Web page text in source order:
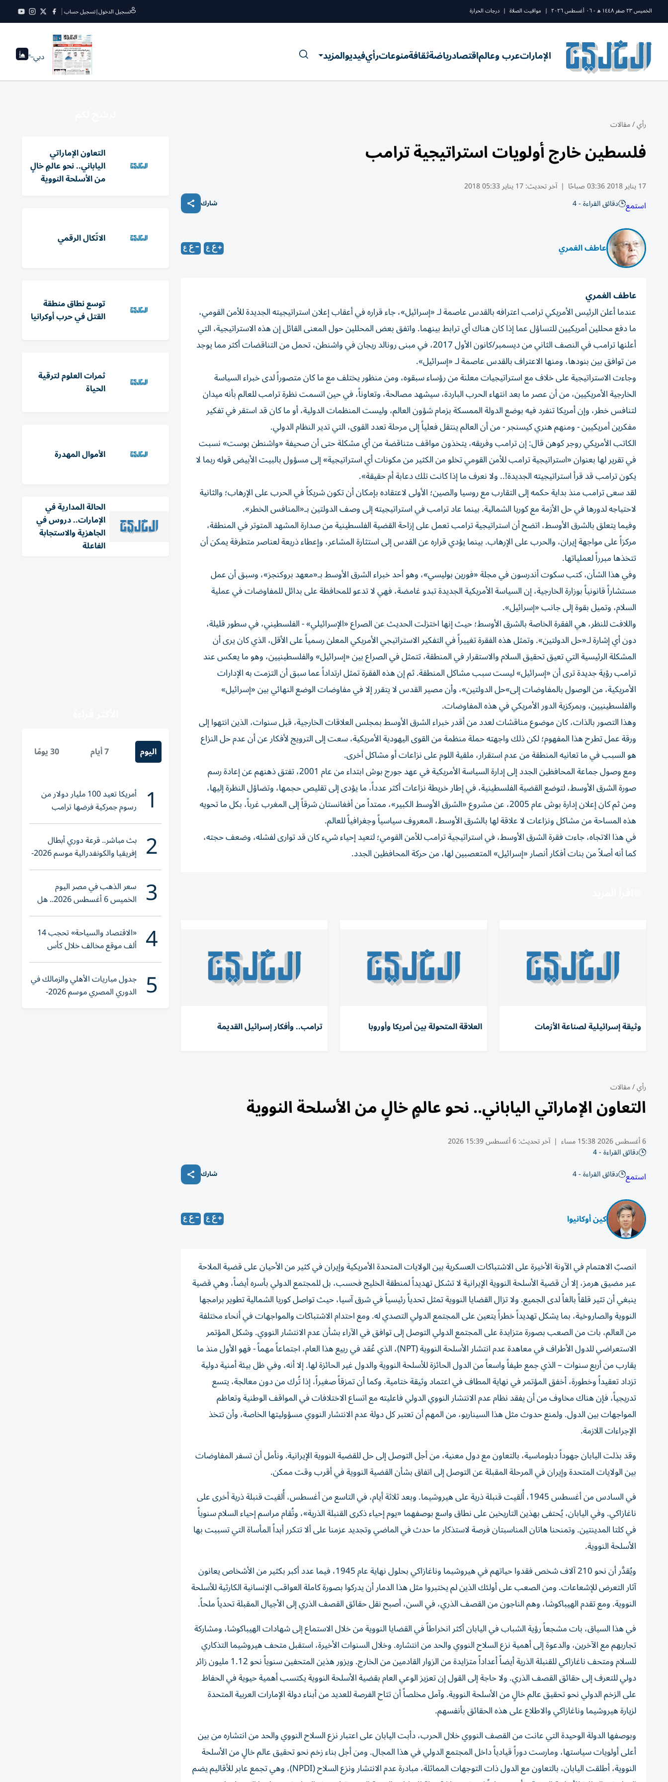
الخميس ٢٣ صفر ١٤٤٨ ه - ٠٦ أغسطس ٢٠٢٦ | مواقيت الصلاة | درجات الحرارة تسجيل الدخول|تسجيل حساب
الإماراتعرب وعالماقتصادرياضةثقافةمنوعاترأيفيديوالمزيد دبي--°
رأي/مقالات
فلسطين خارج أولويات استراتيجية ترامب
17 يناير 2018 03:36 صباحًا | آخر تحديث:17 يناير 05:33 2018
استمع دقائق القراءة - 4 شارك
عاطف الغمري
عاطف الغمري
عندما أعلن الرئيس الأمريكي ترامب اعترافه بالقدس عاصمة لـ «إسرائيل»، جاء قراره في أعقاب إعلان استراتيجيته الجديدة للأمن القومي،
ما دفع محللين أمريكيين للتساؤل عما إذا كان هناك أي ترابط بينهما. واتفق بعض المحللين حول المعنى القائل إن هذه الاستراتيجية، التي
أعلنها ترامب في النصف الثاني من ديسمبر/كانون الأول 2017، في مبنى رونالد ريجان في واشنطن، تحمل من التناقضات أكثر مما يوجد
من توافق بين بنودها، ومنها الاعتراف بالقدس عاصمة لـ «إسرائيل».
وجاءت الاستراتيجية على خلاف مع استراتيجيات معلنة من رؤساء سبقوه، ومن منظور يختلف مع ما كان متصوراً لدى خبراء السياسة
الخارجية الأمريكيين، من أن عصر ما بعد انتهاء الحرب الباردة، سيشهد مصالحة، وتعاوناً، في حين اتسمت نظرة ترامب للعالم بأنه ميدان
لتنافس خطر، وإن أمريكا تنفرد فيه بوضع الدولة الممسكة بزمام شؤون العالم، وليست المنظمات الدولية، أو ما كان قد استقر في تفكير
مفكرين أمريكيين - ومنهم هنري كيسنجر - من أن العالم ينتقل فعلياً إلى مرحلة تعدد القوى، التي تدير النظام الدولي.
الكاتب الأمريكي روجر كوهن قال: إن ترامب وفريقه، يتخذون مواقف متناقضة من أي مشكلة حتى أن صحيفة «واشنطن بوست» نسبت
في تقرير لها بعنوان «استراتيجية ترامب للأمن القومي تخلو من الكثير من مكونات أي استراتيجية» إلى مسؤول بالبيت الأبيض قوله ربما لا
يكون ترامب قد قرأ استراتيجيته الجديدة!.. ولا نعرف ما إذا كانت تلك دعابة أم حقيقة».
لقد سعى ترامب منذ بداية حكمه إلى التقارب مع روسيا والصين؛ الأولى لاعتقاده بإمكان أن تكون شريكاً في الحرب على الإرهاب؛ والثانية
لاحتياجه لدورها في حل الأزمة مع كوريا الشمالية. بينما عاد ترامب في استراتيجيته إلى وصف الدولتين بـ«المنافس الخطر».
وفيما يتعلق بالشرق الأوسط، اتضح أن استراتيجية ترامب تعمل على إزاحة القضية الفلسطينية من صدارة المشهد المتوتر في المنطقة،
مركزاً على مواجهة إيران، والحرب على الإرهاب. بينما يؤدي قراره عن القدس إلى استثارة المشاعر، وإعطاء ذريعة لعناصر متطرفة يمكن أن
تتخذها مبرراً لعملياتها.
وفي هذا الشأن، كتب سكوت أندرسون في مجلة «فورين بوليسي»، وهو أحد خبراء الشرق الأوسط بـ«معهد بروكنجز»، وسبق أن عمل
مستشاراً قانونياً بوزارة الخارجية، إن السياسة الأمريكية الجديدة تبدو غامضة، فهي لا تدعو للمحافظة على بدائل للمفاوضات في عملية
السلام، وتميل بقوة إلى جانب «إسرائيل».
واللافت للنظر، هي الفقرة الخاصة بالشرق الأوسط؛ حيث إنها اختزلت الحديث عن الصراع «الإسرائيلي» - الفلسطيني، في سطور قليلة،
دون أي إشارة لـ«حل الدولتين». وتمثل هذه الفقرة تغييراً في التفكير الاستراتيجي الأمريكي المعلن رسمياً على الأقل، الذي كان يرى أن
المشكلة الرئيسية التي تعيق تحقيق السلام والاستقرار في المنطقة، تتمثل في الصراع بين «إسرائيل» والفلسطينيين، وهو ما يعكس عند
ترامب رؤية جديدة ترى أن «إسرائيل» ليست سبب مشاكل المنطقة. ثم إن هذه الفقرة تمثل ارتداداً عما سبق أن التزمت به الإدارات
الأمريكية، من الوصول بالمفاوضات إلى»حل الدولتين»، وأن مصير القدس لا يتقرر إلا في مفاوضات الوضع النهائي بين «إسرائيل»
والفلسطينيين، وبمركزية الدور الأمريكي في هذه المفاوضات.
وهذا التصور بالذات، كان موضوع مناقشات لعدد من أقدر خبراء الشرق الأوسط بمجلس العلاقات الخارجية، قبل سنوات، الذين انتهوا إلى
ورقة عمل تطرح هذا المفهوم؛ لكن ذلك واجهته حملة منظمة من القوى اليهودية الأمريكية، سعت إلى الترويج لأفكار عن أن عدم حل النزاع
هو السبب في ما تعانيه المنطقة من عدم استقرار، ملقية اللوم على نزاعات أو مشاكل أخرى.
ومع وصول جماعة المحافظين الجدد إلى إدارة السياسة الأمريكية في عهد جورج بوش ابتداء من عام 2001، تفتق ذهنهم عن إعادة رسم
صورة الشرق الأوسط، لتوضع القضية الفلسطينية، في إطار خريطة نزاعات أكثر عدداً، ما يؤدى إلى تقليص حجمها، وتضاؤل النظرة إليها،
ومن ثم كان إعلان إدارة بوش عام 2005، عن مشروع «الشرق الأوسط الكبير»، ممتداً من أفغانستان شرقاً إلى المغرب غرباً، بكل ما تحويه
هذه المساحة من مشاكل ونزاعات لا علاقة لها بالشرق الأوسط، المعروف سياسياً وجغرافياً للعالم.
في هذا الاتجاه، جاءت فقرة الشرق الأوسط، في استراتيجية ترامب للأمن القومي؛ لتعيد إحياء شيء كان قد توارى لفشله، وضعف حجته،
كما أنه أصلاً من بنات أفكار أنصار «إسرائيل» المتعصبين لها، من حركة المحافظين الجدد.
وثيقة إسرائيلية لصناعة الأزمات العلاقة المتحولة بين أمريكا وأوروبا ترامب.. وأفكار إسرائيل القديمة
رأي/مقالات
التعاون الإماراتي الياباني.. نحو عالمٍ خالٍ من الأسلحة النووية
6 أغسطس 2026 15:38 مساء | آخر تحديث:6 أغسطس 15:39 2026
دقائق القراءة - 4
استمع دقائق القراءة - 4 شارك
كين أوكانيوا
انصبّ الاهتمام في الآونة الأخيرة على الاشتباكات العسكرية بين الولايات المتحدة الأمريكية وإيران في كثير من الأحيان على قضية الملاحة
عبر مضيق هرمز، إلا أن قضية الأسلحة النووية الإيرانية لا تشكل تهديداً لمنطقة الخليج فحسب، بل للمجتمع الدولي بأسره أيضاً، وهي قضية
ينبغي أن تثير قلقاً بالغاً لدى الجميع. ولا تزال القضايا النووية تمثل تحدياً رئيسياً في شرق آسيا، حيث تواصل كوريا الشمالية تطوير برامجها
النووية والصاروخية، بما يشكل تهديداً خطراً يتعين على المجتمع الدولي التصدي له. ومع احتدام الاشتباكات والمواجهات في أنحاء مختلفة
من العالم، بات من الصعب بصورة متزايدة على المجتمع الدولي التوصل إلى توافق في الآراء بشأن عدم الانتشار النووي. وشكل المؤتمر
الاستعراضي للدول الأطراف في معاهدة عدم انتشار الأسلحة النووية (NPT)، الذي عُقد في ربيع هذا العام، اجتماعاً مهماً - فهو الأول منذ ما
يقارب من أربع سنوات – الذي جمع طيفاً واسعاً من الدول الحائزة للأسلحة النووية والدول غير الحائزة لها. إلا أنه، وفي ظل بيئة أمنية دولية
تزداد تعقيداً وخطورة، أخفق المؤتمر في نهاية المطاف في اعتماد وثيقة ختامية. وكما أن تمزقاً صغيراً، إذا تُرك من دون معالجة، يتسع
تدريجياً، فإن هناك مخاوف من أن يفقد نظام عدم الانتشار النووي الدولي فاعليته مع اتساع الاختلافات في المواقف الوطنية وتعاظم
المواجهات بين الدول. ولمنع حدوث مثل هذا السيناريو، من المهم أن تعتبر كل دولة عدم الانتشار النووي مسؤوليتها الخاصة، وأن تتخذ
الإجراءات اللازمة.
وقد بذلت اليابان جهوداً دبلوماسية، بالتعاون مع دول معنية، من أجل التوصل إلى حل للقضية النووية الإيرانية. ونأمل أن تسفر المفاوضات
بين الولايات المتحدة وإيران في المرحلة المقبلة عن التوصل إلى اتفاق بشأن القضية النووية في أقرب وقت ممكن.
في السادس من أغسطس 1945، أُلقيت قنبلة ذرية على هيروشيما. وبعد ثلاثة أيام، في التاسع من أغسطس، أُلقيت قنبلة ذرية أخرى على
ناغازاكي. وفي اليابان، يُحتفى بهذين التاريخين على نطاق واسع بوصفهما «يوم إحياء ذكرى القنبلة الذرية»، وتُقام مراسم إحياء السلام سنوياً
في كلتا المدينتين. وتمنحنا هاتان المناسبتان فرصة لاستذكار ما حدث في الماضي وتجديد عزمنا على ألا تتكرر أبداً المأساة التي تسببت بها
الأسلحة النووية.
ويُقدَّر أن نحو 210 آلاف شخص فقدوا حياتهم في هيروشيما وناغازاكي بحلول نهاية عام 1945، فيما عدد أكبر بكثير من الأشخاص يعانون
آثار التعرض للإشعاعات. ومن الصعب على أولئك الذين لم يختبروا مثل هذا الدمار أن يدركوا بصورة كاملة العواقب الإنسانية الكارثية للأسلحة
النووية. ومع تقدم الهيباكوشا، وهم الناجون من القصف الذري، في السن، أصبح نقل حقائق القصف الذري إلى الأجيال المقبلة تحدياً ملحاً.
في هذا السياق، بات مشجعاً رؤية الشباب في اليابان أكثر انخراطاً في القضايا النووية من خلال الاستماع إلى شهادات الهيباكوشا، ومشاركة
تجاربهم مع الآخرين، والدعوة إلى أهمية نزع السلاح النووي والحد من انتشاره. وخلال السنوات الأخيرة، استقبل متحف هيروشيما التذكاري
للسلام ومتحف ناغازاكي للقنبلة الذرية أيضاً أعداداً متزايدة من الزوار القادمين من الخارج. ويزور هذين المتحفين سنوياً نحو 1.12 مليون زائر
دولي للتعرف إلى حقائق القصف الذري. ولا حاجة إلى القول إن تعزيز الوعي العام بقضية الأسلحة النووية يكتسب أهمية حيوية في الحفاظ
على الزخم الدولي نحو تحقيق عالم خالٍ من الأسلحة النووية. وآمل مخلصاً أن تتاح الفرصة للعديد من أبناء دولة الإمارات العربية المتحدة
لزيارة هيروشيما وناغازاكي والاطلاع على هذه الحقائق بأنفسهم.
وبوصفها الدولة الوحيدة التي عانت من القصف النووي خلال الحرب، دأبت اليابان على اعتبار نزع السلاح النووي والحد من انتشاره من بين
أعلى أولويات سياستها، ومارست دوراً قيادياً داخل المجتمع الدولي في هذا المجال. ومن أجل بناء زخم نحو تحقيق عالم خالٍ من الأسلحة
النووية، أطلقت اليابان، بالتعاون مع الدول ذات التوجهات المماثلة، مبادرة عدم الانتشار ونزع السلاح (NPDI)، وهي تجمع عابر للأقاليم يضم
التعاون الإماراتي
الياباني.. نحو عالمٍ خالٍ
من الأسلحة النووية
الاتّكال الرقمي
توسع نطاق منطقة
القتل في حرب أوكرانيا
ثمرات العلوم لترقية
الحياة
الأموال المهدرة
الحالة المدارية في
الإمارات.. دروس في
الجاهزية والاستجابة
الفاعلة
اليوم 7 أيام 30 يومًا
1 أمريكا تعيد 100 مليار دولار من
رسوم جمركية فرضها ترامب
2 بث مباشر.. قرعة دوري أبطال
إفريقيا والكونفدرالية موسم 2026-
2027
3 سعر الذهب في مصر اليوم
الخميس 6 أغسطس 2026.. هل
تنوي الشراء؟
4 «الاقتصاد والسياحة» تحجب 14
ألف موقع مخالف خلال كأس
العالم 2026
5 جدول مباريات الأهلي والزمالك في
الدوري المصري موسم 2026-